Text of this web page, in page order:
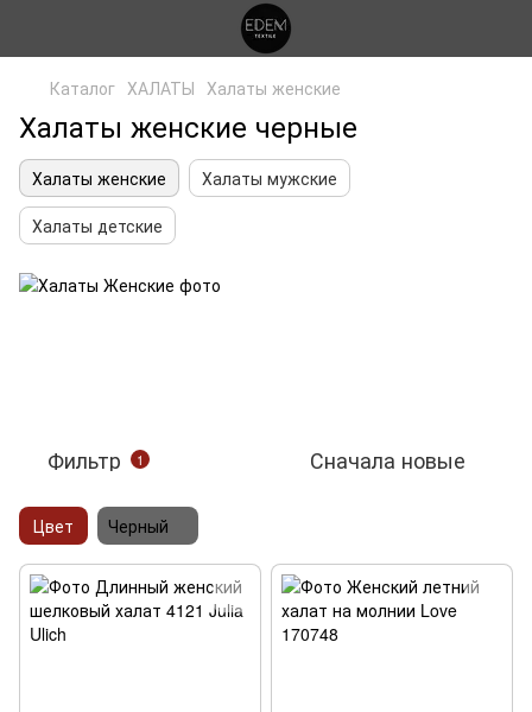
Каталог ХАЛАТЫ Халаты женские
Халаты женские черные
Халаты женские
Халаты мужские
Халаты детские
Фильтр 1 Сначала новые
Цвет Черный